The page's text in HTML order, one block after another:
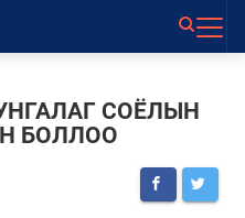
СОЁЛЫН
БОЛЛОО